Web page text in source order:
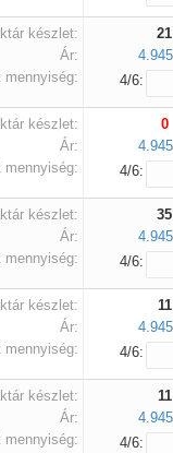
készlet:
Ár:
mennyiség:
21
4/6:
készlet:
Ár:
mennyiség:
0
4/6:
készlet:
Ár:
mennyiség:
35
4/6:
készlet:
Ár:
mennyiség:
11
4/6:
készlet:
Ár:
mennyiség:
11
4/6: